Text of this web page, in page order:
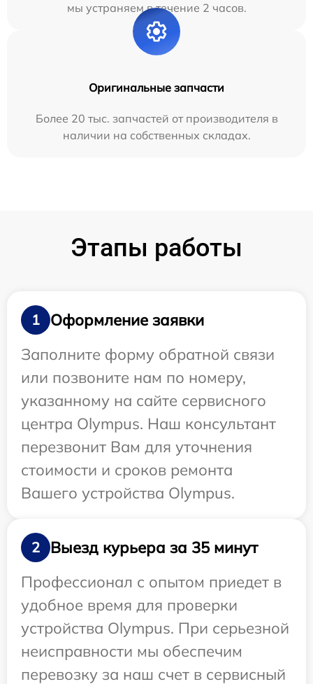
мы устраняем в течение 2 часов.
Оригинальные запчасти
Более 20 тыс. запчастей от производителя в
наличии на собственных складах.
Этапы работы
1
Оформление заявки
Заполните форму обратной связи
или позвоните нам по номеру,
указанному на сайте сервисного
центра Olympus. Наш консультант
перезвонит Вам для уточнения
стоимости и сроков ремонта
Вашего устройства Olympus.
2
Выезд курьера за 35 минут
Профессионал с опытом приедет в
удобное время для проверки
устройства Olympus. При серьезной
неисправности мы обеспечим
перевозку за наш счет в сервисный